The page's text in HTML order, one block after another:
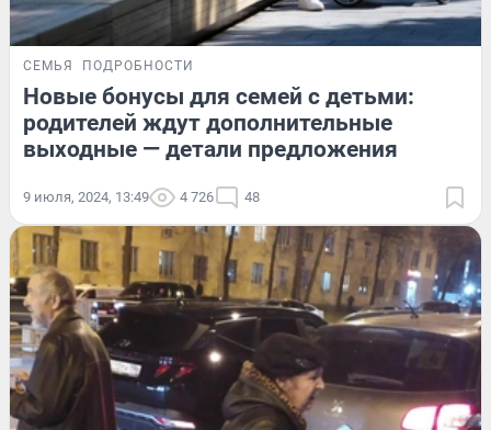
СЕМЬЯ ПОДРОБНОСТИ
Новые бонусы для семей с детьми:
родителей ждут дополнительные
выходные — детали предложения
9 июля, 2024, 13:49 4 726 48